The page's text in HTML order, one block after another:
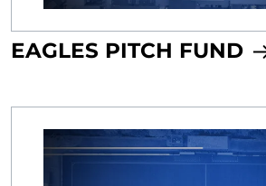
EAGLES PITCH FUND